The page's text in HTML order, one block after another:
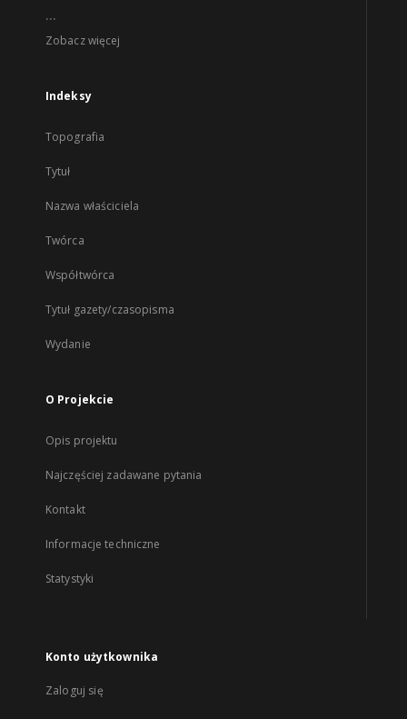
...
Zobacz więcej
Indeksy
Topografia
Tytuł
Nazwa właściciela
Twórca
Współtwórca
Tytuł gazety/czasopisma
Wydanie
O Projekcie
Opis projektu
Najczęściej zadawane pytania
Kontakt
Informacje techniczne
Statystyki
Konto użytkownika
Zaloguj się